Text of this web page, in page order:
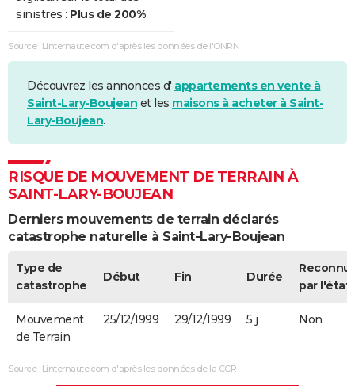
sinistres : Plus de 200%
Source : Linternaute.com d'après les données de l'ONRN
Découvrez les annonces d' appartements en vente à
Saint-Lary-Boujean et les maisons à acheter à Saint-
Lary-Boujean.
RISQUE DE MOUVEMENT DE TERRAIN À
SAINT-LARY-BOUJEAN
Derniers mouvements de terrain déclarés
catastrophe naturelle à Saint-Lary-Boujean
Type de
catastrophe
Début Fin Durée
par l'état
Mouvement
de Terrain
25/12/1999 29/12/1999 5 j Non
Source : Linternaute.com d'après les données de la CCR